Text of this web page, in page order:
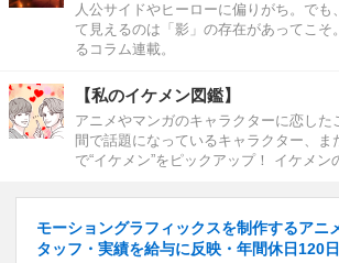
人公サイドやヒーローに偏りがち。でも
て見えるのは「影」の存在があってこそ
るコラム連載。
【私のイケメン図鑑】
アニメやマンガのキャラクターに恋した
間で話題になっているキャラクター、ま
で“イケメン”をピックアップ！ イケメン
モーショングラフィックスを制作するアニ
タッフ・実績を給与に反映・年間休日120